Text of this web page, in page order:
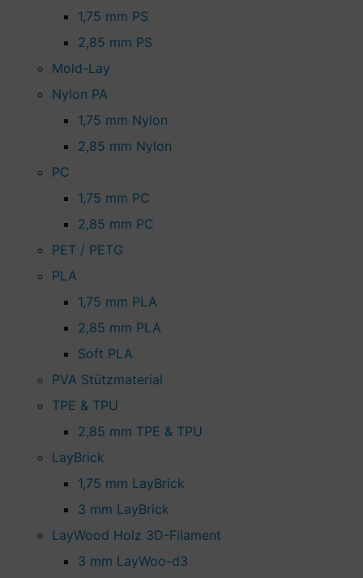
1,75 mm PS
2,85 mm PS
Mold-Lay
Nylon PA
1,75 mm Nylon
2,85 mm Nylon
PC
1,75 mm PC
2,85 mm PC
PET / PETG
PLA
1,75 mm PLA
2,85 mm PLA
Soft PLA
PVA Stützmaterial
TPE & TPU
2,85 mm TPE & TPU
LayBrick
1,75 mm LayBrick
3 mm LayBrick
LayWood Holz 3D-Filament
3 mm LayWoo-d3